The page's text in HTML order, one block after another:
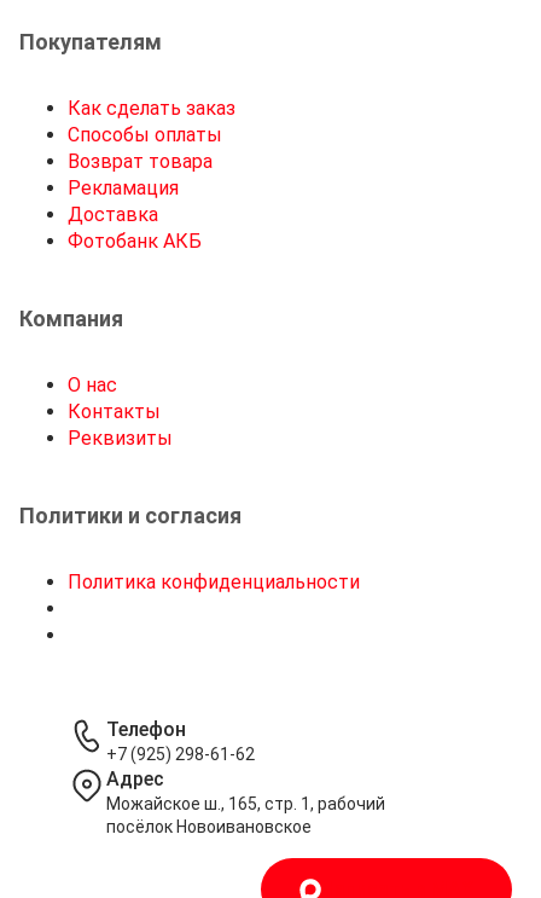
Покупателям
Как сделать заказ
Способы оплаты
Возврат товара
Рекламация
Доставка
Фотобанк АКБ
Компания
О нас
Контакты
Реквизиты
Политики и согласия
Политика конфиденциальности
Телефон
+7 (925) 298-61-62
Адрес
Можайское ш., 165, стр. 1, рабочий
посёлок Новоивановское